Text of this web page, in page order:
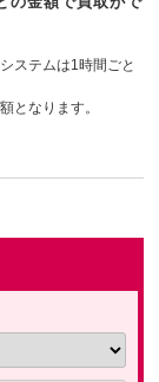
ステムは1時間ごと
となります。